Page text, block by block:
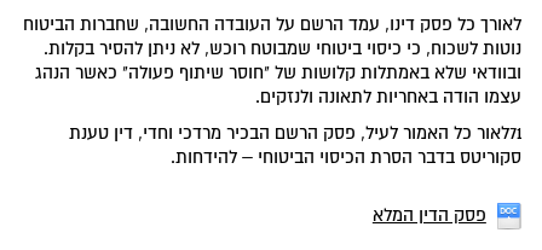
לאורך כל פסק דינו, עמד הרשם על העובדה החשובה, שחברות הביטוח
נוטות לשכוח, כי כיסוי ביטוחי שמבוטח רוכש, לא ניתן להסיר בקלות.
ובוודאי שלא באמתלות קלושות של "חוסר שיתוף פעולה" כאשר הנהג
עצמו הודה באחריות לתאונה ולנזקים.
71לאור כל האמור לעיל, פסק הרשם הבכיר מרדכי וחדי, דין טענת
סקוריטס בדבר הסרת הכיסוי הביטוחי – להידחות.
פסק הדין המלא